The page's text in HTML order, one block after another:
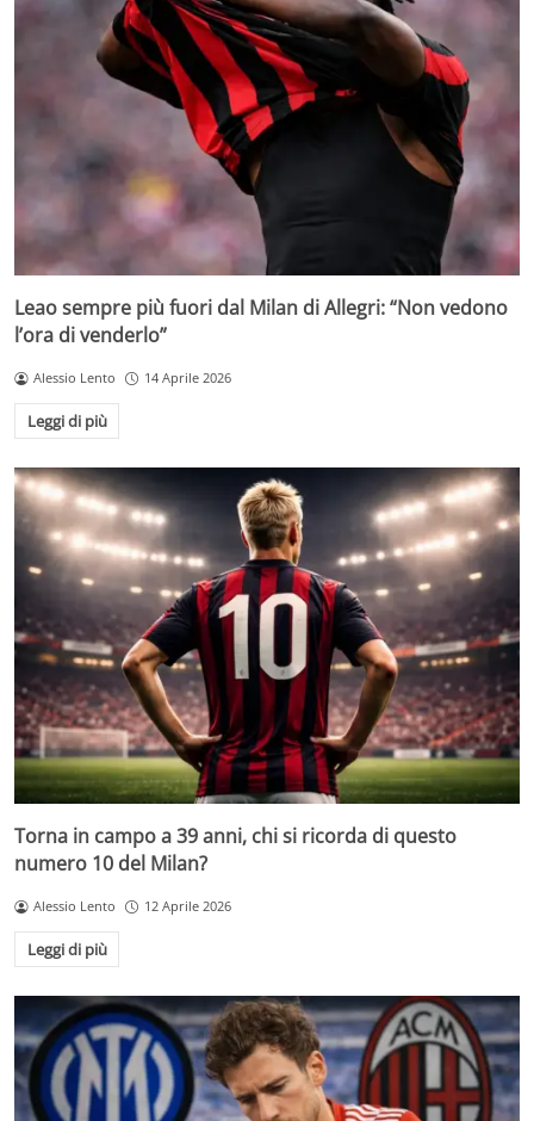
Leao sempre più fuori dal Milan di Allegri: “Non vedono
l’ora di venderlo”
Alessio Lento 14 Aprile 2026
Leggi di più
Torna in campo a 39 anni, chi si ricorda di questo
numero 10 del Milan?
Alessio Lento 12 Aprile 2026
Leggi di più